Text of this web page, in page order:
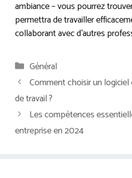
ambiance – vous pourrez
permettra de travailler
collaborant avec d’autres
Catégories
Général
Comment choisir un
de travail ?
Les compétences
entreprise en 2024